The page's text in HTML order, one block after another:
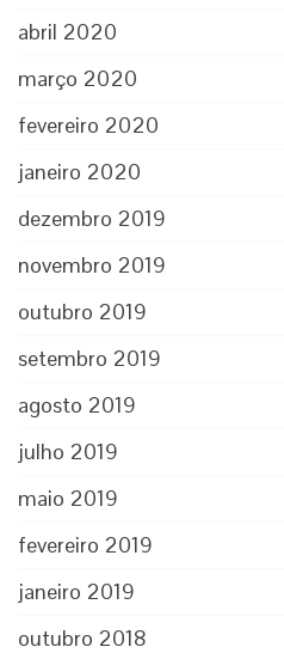
abril 2020
março 2020
fevereiro 2020
janeiro 2020
dezembro 2019
novembro 2019
outubro 2019
setembro 2019
agosto 2019
julho 2019
maio 2019
fevereiro 2019
janeiro 2019
outubro 2018